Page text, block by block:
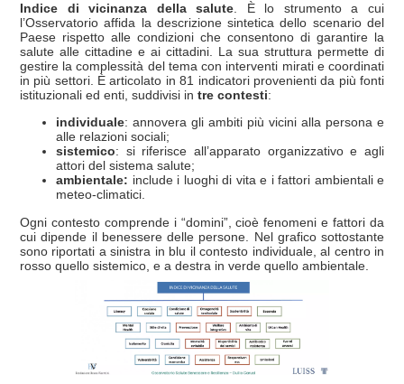
Indice di vicinanza della salute . È lo strumento a cui
l’Osservatorio affida la descrizione sintetica dello scenario del
Paese rispetto alle condizioni che consentono di garantire la
salute alle cittadine e ai cittadini. La sua struttura permette di
gestire la complessità del tema con interventi mirati e coordinati
in più settori. È articolato in 81 indicatori provenienti da più fonti
istituzionali ed enti, suddivisi in tre contesti:
individuale: annovera gli ambiti più vicini alla persona e
alle relazioni sociali;
sistemico: si riferisce all’apparato organizzativo e agli
attori del sistema salute;
ambientale: include i luoghi di vita e i fattori ambientali e
meteo-climatici.
Ogni contesto comprende i “domini”, cioè fenomeni e fattori da
cui dipende il benessere delle persone. Nel grafico sottostante
sono riportati a sinistra in blu il contesto individuale, al centro in
rosso quello sistemico, e a destra in verde quello ambientale.